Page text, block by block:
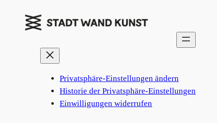
Privatsphäre-Einstellungen ändern
Historie der Privatsphäre-Einstellungen
Einwilligungen widerrufen